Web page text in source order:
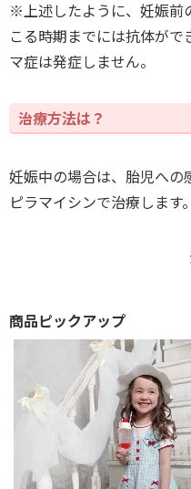
※上述したように、妊娠前
こる時期までには抗体が
マ症は発症しません。
治療方法は？
妊娠中の場合は、胎児へ
ピラマイシンで治療します。
商品ピックアップ